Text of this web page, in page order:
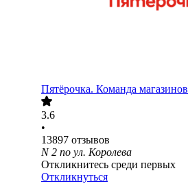
Пятёрочка. Команда магазинов
3.6
•
13897 отзывов
N 2 по ул. Королева
Откликнитесь среди первых
Откликнуться